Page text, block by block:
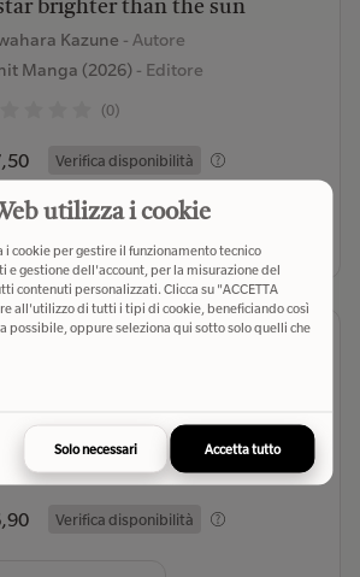
brighter than the sun
Kazune - Autore
Manga (2026)- Editore
(0)
Verifica disponibilità
100 ragazze che ti amano tanto
BD (2026)
- Editore
(0)
Verifica disponibilità
utilizza i cookie
i cookie per gestire il funzionamento tecnico
e gestione dell'account, per la misurazione del
contenuti personalizzati. Clicca su "ACCETTA
all'utilizzo di tutti i tipi di cookie, beneficiando così
possibile, oppure seleziona qui sotto solo quelli che
Solo necessari Accetta tutto